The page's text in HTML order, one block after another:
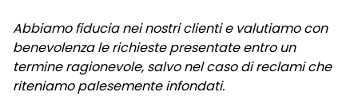
Abbiamo fiducia nei nostri clienti e valutiamo con
benevolenza le richieste presentate entro un
termine ragionevole, salvo nel caso di reclami che
riteniamo palesemente infondati.